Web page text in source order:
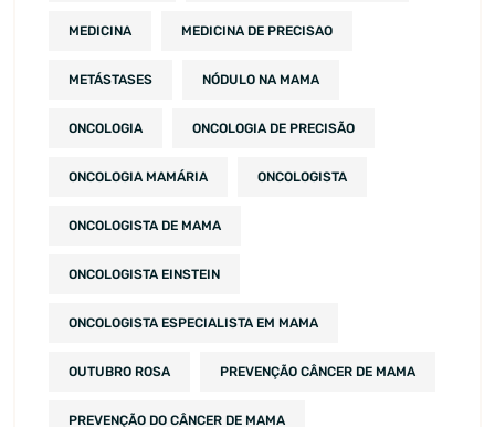
MEDICINA MEDICINA DE PRECISAO
METÁSTASES NÓDULO NA MAMA
ONCOLOGIA ONCOLOGIA DE PRECISÃO
ONCOLOGIA MAMÁRIA ONCOLOGISTA
ONCOLOGISTA DE MAMA
ONCOLOGISTA EINSTEIN
ONCOLOGISTA ESPECIALISTA EM MAMA
OUTUBRO ROSA PREVENÇÃO CÂNCER DE MAMA
PREVENÇÃO DO CÂNCER DE MAMA